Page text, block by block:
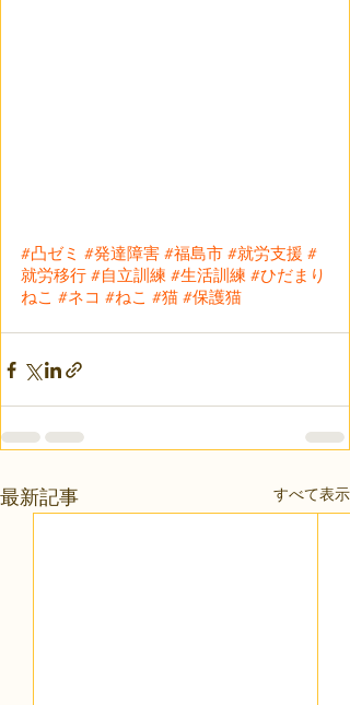
#凸ゼミ #発達障害 #福島市 #就労支援 #
就労移行 #自立訓練 #生活訓練 #ひだまり
ねこ #ネコ #ねこ #猫 #保護猫
最新記事 すべて表示